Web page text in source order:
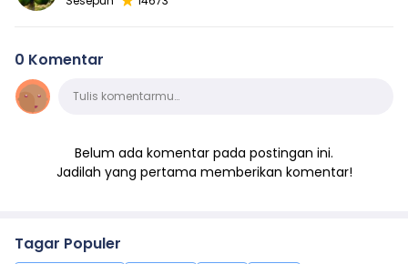
0 Komentar
KomentarTulis komentarmu…
Belum ada komentar pada postingan ini.
Jadilah yang pertama memberikan komentar!
Tagar Populer